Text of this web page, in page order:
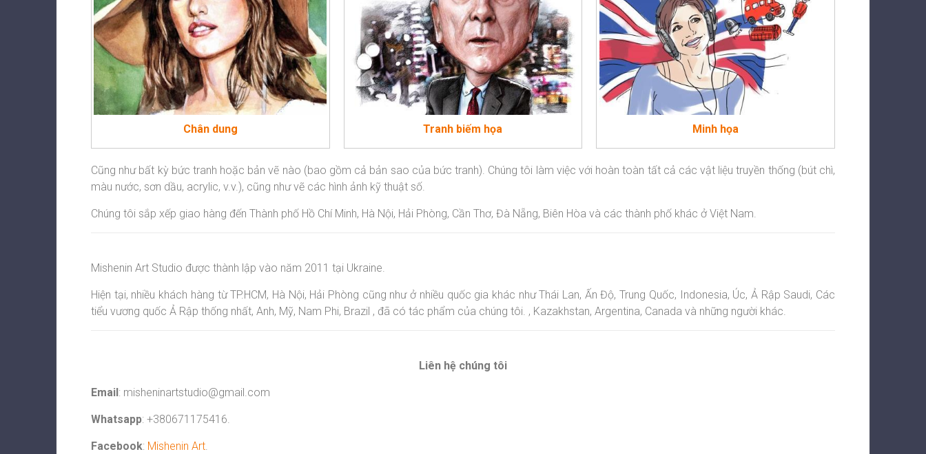
Chân dung Tranh biếm họa Minh họa
Cũng như bất kỳ bức tranh hoặc bản vẽ nào (bao gồm cả bản sao của bức tranh). Chúng tôi làm việc với hoàn toàn tất cả các vật liệu truyền thống (bút chì,
màu nước, sơn dầu, acrylic, v.v.), cũng như vẽ các hình ảnh kỹ thuật số.
Chúng tôi sắp xếp giao hàng đến Thành phố Hồ Chí Minh, Hà Nội, Hải Phòng, Cần Thơ, Đà Nẵng, Biên Hòa và các thành phố khác ở Việt Nam.
Mishenin Art Studio được thành lập vào năm 2011 tại Ukraine.
Hiện tại, nhiều khách hàng từ TP.HCM, Hà Nội, Hải Phòng cũng như ở nhiều quốc gia khác như Thái Lan, Ấn Độ, Trung Quốc, Indonesia, Úc, Ả Rập Saudi, Các
tiểu vương quốc Ả Rập thống nhất, Anh, Mỹ, Nam Phi, Brazil , đã có tác phẩm của chúng tôi. , Kazakhstan, Argentina, Canada và những người khác.
Liên hệ chúng tôi
Email : misheninartstudio@gmail.com
Whatsapp: +380671175416.
Facebook: Mishenin Art.